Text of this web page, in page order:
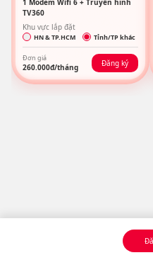
1 Modem Wifi 6 + Truyền hình
TV360
Khu vực lắp đặt
HN & TP.HCM Tỉnh/TP khác
Đơn giá
260.000đ/tháng Đăng ký